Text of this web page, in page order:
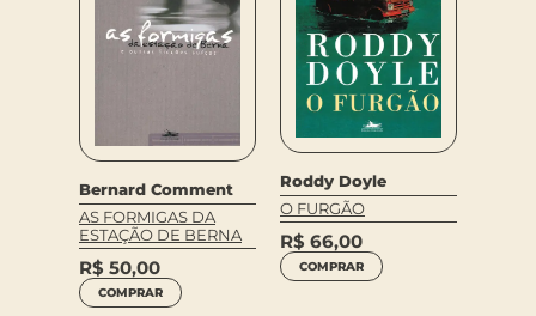
Bernard Comment
AS FORMIGAS DA
ESTAÇÃO DE BERNA
R$ 50,00
COMPRAR
Roddy Doyle
O FURGÃO
R$ 66,00
COMPRAR